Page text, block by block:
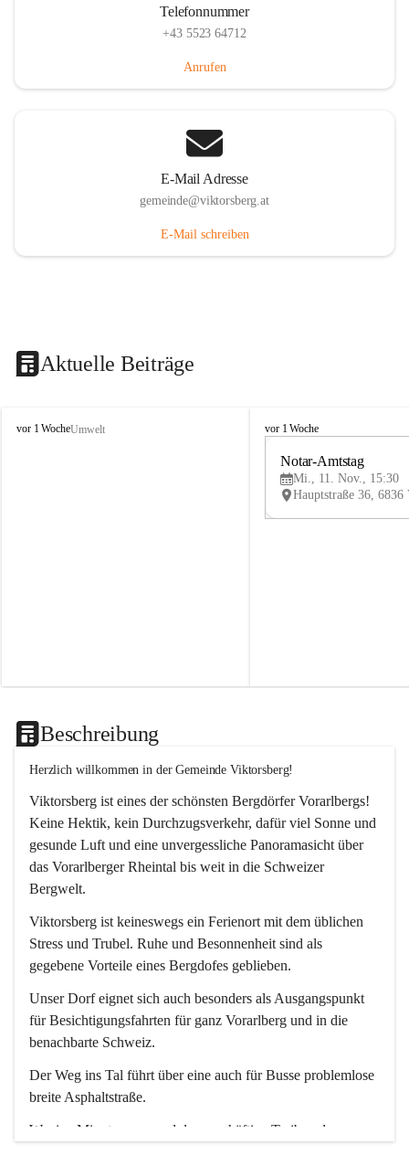
Telefonnummer
+43 5523 64712
Anrufen
E-Mail Adresse
gemeinde@viktorsberg.at
E-Mail schreiben
Aktuelle Beiträge
V
vor 1 WocheUmwelt
V
vor 1 Woche
Notar-Amtstag
Mi., 11. Nov., 15:30
Beschreibung
Herzlich willkommen in der Gemeinde Viktorsberg!
Viktorsberg ist eines der schönsten Bergdörfer Vorarlbergs!
Keine Hektik, kein Durchzugsverkehr, dafür viel Sonne und
gesunde Luft und eine unvergessliche Panoramasicht über
das Vorarlberger Rheintal bis weit in die Schweizer
Bergwelt.
Viktorsberg ist keineswegs ein Ferienort mit dem üblichen
Stress und Trubel. Ruhe und Besonnenheit sind als
gegebene Vorteile eines Bergdofes geblieben.
Unser Dorf eignet sich auch besonders als Ausgangspunkt
für Besichtigungsfahrten für ganz Vorarlberg und in die
benachbarte Schweiz.
Der Weg ins Tal führt über eine auch für Busse problemlose
breite Asphaltstraße.
Wenige Minuten nur, und das geschäftige Treiben der